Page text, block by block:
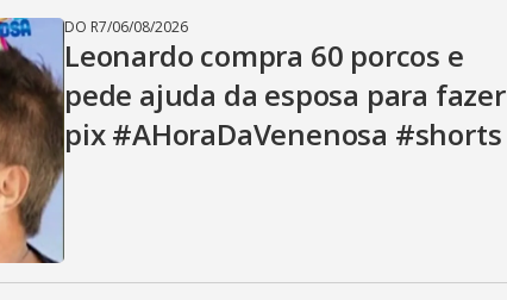
DO R7/06/08/2026
Leonardo compra 60 porcos e
pede ajuda da esposa para fazer
pix #AHoraDaVenenosa #shorts